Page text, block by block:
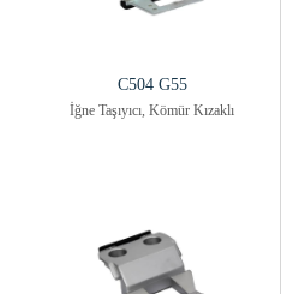
C504 G55
İğne Taşıyıcı, Kömür Kızaklı